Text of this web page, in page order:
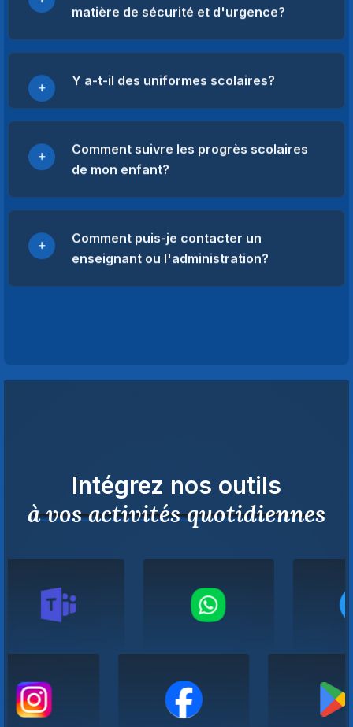
matière de sécurité et d'urgence?
Y a-t-il des uniformes scolaires?
Comment suivre les progrès scolaires
de mon enfant?
Comment puis-je contacter un
enseignant ou l'administration?
Intégrez nos outils
à vos activités quotidiennes